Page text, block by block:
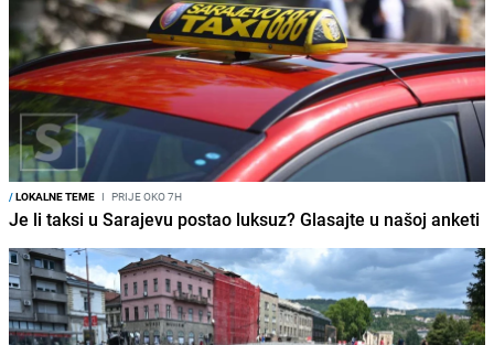
/LOKALNE TEME I PRIJE OKO 7H
Je li taksi u Sarajevu postao luksuz? Glasajte u našoj anketi